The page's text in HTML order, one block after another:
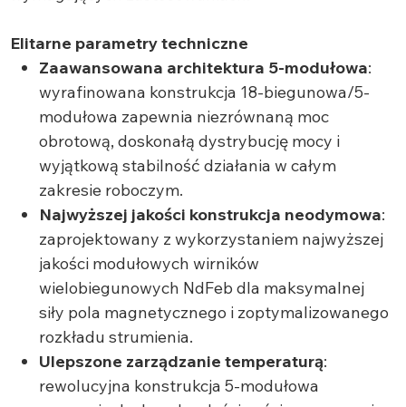
Elitarne parametry techniczne
Zaawansowana architektura 5-modułowa:
wyrafinowana konstrukcja 18-biegunowa/5-
modułowa zapewnia niezrównaną moc
obrotową, doskonałą dystrybucję mocy i
wyjątkową stabilność działania w całym
zakresie roboczym.
Najwyższej jakości konstrukcja neodymowa:
zaprojektowany z wykorzystaniem najwyższej
jakości modułowych wirników
wielobiegunowych NdFeb dla maksymalnej
siły pola magnetycznego i zoptymalizowanego
rozkładu strumienia.
Ulepszone zarządzanie temperaturą:
rewolucyjna konstrukcja 5-modułowa